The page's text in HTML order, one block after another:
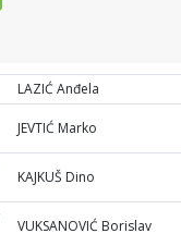
LAZIĆ Anđela
JEVTIĆ Marko
KAJKUŠ Dino
VUKSANOVIĆ Borislav